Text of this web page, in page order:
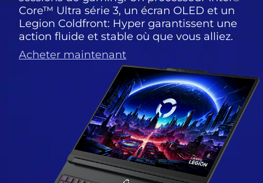
Core™ Ultra série 3, un écran OLED et un
Legion Coldfront: Hyper garantissent une
action fluide et stable où que vous alliez.
Acheter maintenant